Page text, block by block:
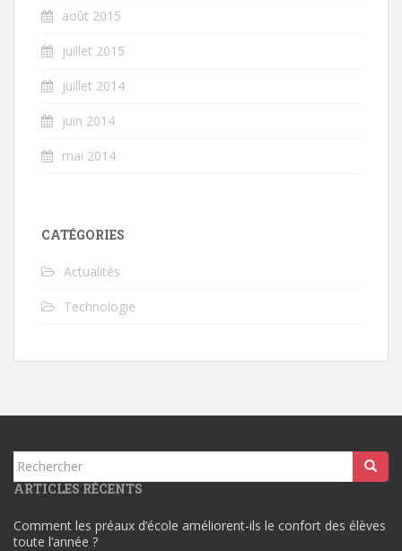
août 2015
juillet 2015
juillet 2014
juin 2014
mai 2014
CATÉGORIES
Actualités
Technologie
Rechercher...
ARTICLES RÉCENTS
Comment les préaux d’école améliorent-ils le confort des élèves
toute l’année ?